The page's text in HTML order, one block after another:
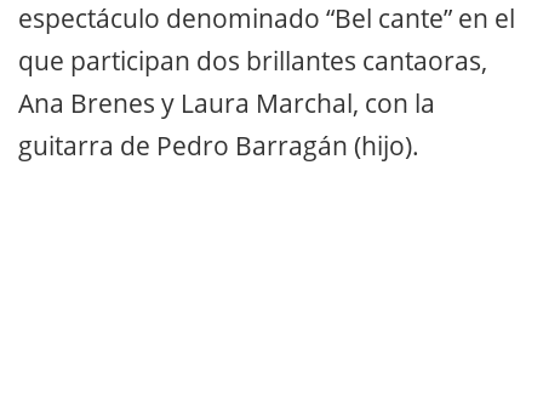
espectáculo denominado “Bel cante” en el
que participan dos brillantes cantaoras,
Ana Brenes y Laura Marchal, con la
guitarra de Pedro Barragán (hijo).